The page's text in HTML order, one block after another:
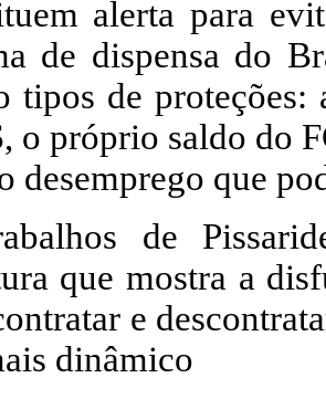
alerta para
de dispensa do
tipos de proteções:
o próprio saldo do
desemprego que
de
que mostra a
e
dinâmico